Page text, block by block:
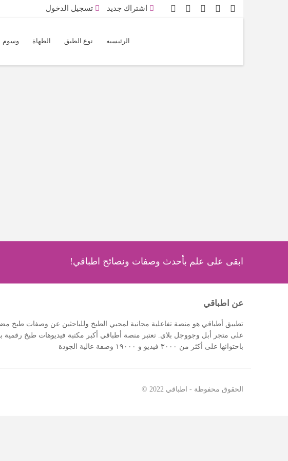
اشتراك جديد تسجيل الدخول
الرئيسيه نوع الطبق الطهاة وسوم
ابقى على علم بأحدث وصفات ونصائح اطباقي!
عن اطباقي
تطبيق أطباقي هو منصة تفاعلية مجانية لمحبي الطبخ وللباحثين عن وصفات طبخ
على متجر أبل وجووجل بلاي. تعتبر منصة أطباقي أكبر مكتبة فيديوهات طبخ رقمية
باحتوائها على أكثر من ٣٠٠٠ فيديو و ١٩٠٠٠ وصفة عالية الجودة
الحقوق محفوظة - اطباقي 2022 ©